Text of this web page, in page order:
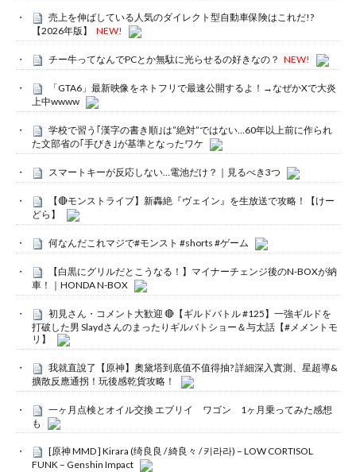
売上を伸ばしている人気のダイレクト型自動車保険はこれだ!?
【2026年版】
NEW!
チー牛ってなんでPCとか無駄に光らせるの好きなの？ NEW!
「GTA6」最新映像をネトフリで最速公開するよ！→なぜかXで大炎
上中wwww
学校で習う｢漢字の書き順｣は”絶対”ではない…60年以上前に作られ
た文部省の｢手びき｣が基準となったワケ
スマートキーが反応しない…電池だけ？｜見るべき3つ
【🔴モンストライブ】新轟絶『ヴェイン』を生放送で攻略！【けー
どら】
何なんだこれマジで#モンスト #shorts #ゲーム
【白黒にグリルだとこうなる！】マイナーチェンジ後のN-BOXが納
車！｜HONDA N-BOX
初見さん・コメント大歓迎 🔴【ギルドバトル #125】一強ギルドを
打破した男 Slaydさんのまったりギルバトショー＆与太話【#メメントモ
リ】
我就直說了【原神】奧黛塔到底值不值得抽? 詳細深入實測、星超導&
擴散反應通拐！玩後感乾貨攻略！
一ヶ月点検とオイル交換 エブリイ ワゴン 1ヶ月乗ってみた感想
も
[原神 MMD ] Kirara (绮良良 / 綺良々 / 키라라) – LOW CORTISOL
FUNK – Genshin Impact